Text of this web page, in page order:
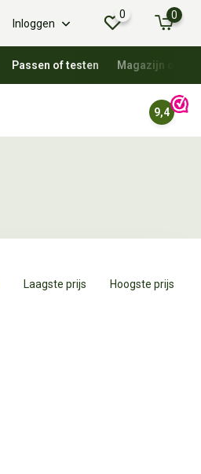
Inloggen
0 0
Passen of testen Magazijn
9,4
Laagste prijs Hoogste prijs